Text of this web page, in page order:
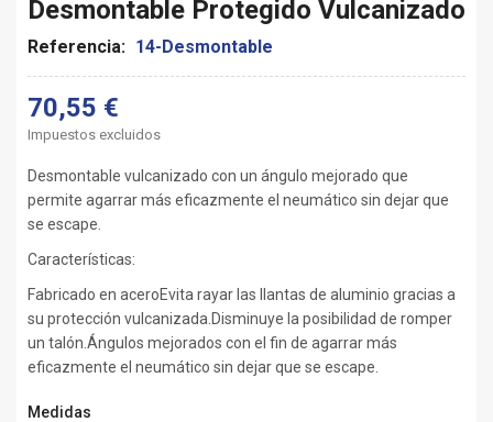
Desmontable Protegido Vulcanizado
Referencia: 14-Desmontable
70,55 €
Impuestos excluidos
Desmontable vulcanizado con un ángulo mejorado que
permite agarrar más eficazmente el neumático sin dejar que
se escape.
Características:
Fabricado en aceroEvita rayar las llantas de aluminio gracias a
su protección vulcanizada.Disminuye la posibilidad de romper
un talón.Ángulos mejorados con el fin de agarrar más
eficazmente el neumático sin dejar que se escape.
Medidas